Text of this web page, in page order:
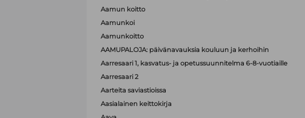
Aamun koitto
Aamunkoi
Aamunkoitto
AAMUPALOJA: päivänavauksia kouluun ja kerhoihin
Aarresaari 1, kasvatus- ja opetussuunnitelma 6-8-vuotiaille
Aarresaari 2
Aarteita saviastioissa
Aasialainen keittokirja